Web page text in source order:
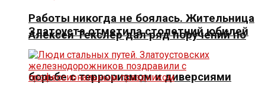
Алексей Текслер дал ряд поручений по
борьбе с терроризмом и диверсиями
Работы никогда не боялась. Жительница
Златоуста отметила столетний юбилей